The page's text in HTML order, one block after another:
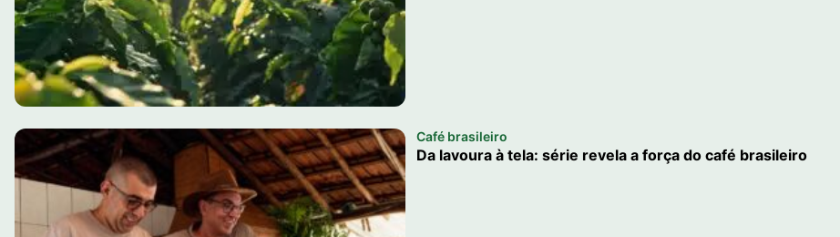
Café brasileiro
Da lavoura à tela: série revela a força do café brasileiro